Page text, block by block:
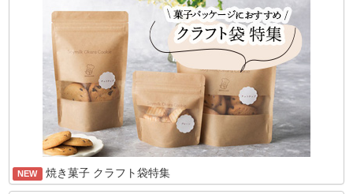
NEW 焼き菓子 クラフト袋特集